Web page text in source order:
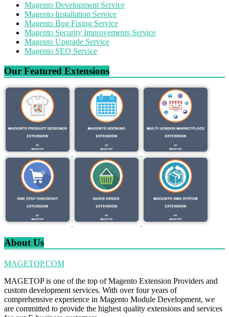
Magento Development Service
Magento Installation Service
Magento Bug Fixing Service
Magento Security Improvements Service
Magento Upgrade Service
Magento SEO Service
Our Featured Extensions
About Us
MAGETOP.COM
MAGETOP is one of the top of Magento Extension Providers and
custom development services. With over four years of
comprehensive experience in Magento Module Development, we
are committed to provide the highest quality extensions and services